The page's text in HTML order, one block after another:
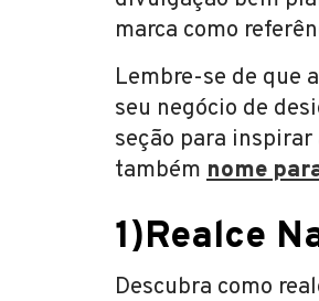
marca como
Lembre-se de que
seu negócio de
seção para
também nome
1)Realce
Descubra como